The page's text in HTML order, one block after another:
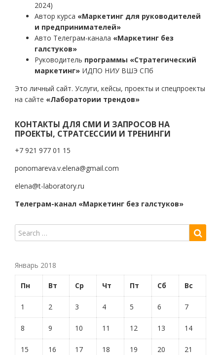
2024)
Автор курса «Маркетинг для руководителей
и предпринимателей»
Авто Телеграм-канала «Маркетинг без
галстуков»
Руководитель программы «Стратегический
маркетинг» ИДПО НИУ ВШЭ СПб
Это личный сайт. Услуги, кейсы, проекты и спецпроекты
на сайте «Лаборатории трендов»
КОНТАКТЫ ДЛЯ СМИ И ЗАПРОСОВ НА
ПРОЕКТЫ, СТРАТСЕССИИ И ТРЕНИНГИ
+7 921 977 01 15
ponomareva.v.elena@gmail.com
elena@t-laboratory.ru
Телеграм-канал «Маркетинг без галстуков»
Январь 2018
Пн Вт Ср Чт Пт Сб Вс
1 2 3 4 5 6 7
8 9 10 11 12 13 14
15 16 17 18 19 20 21